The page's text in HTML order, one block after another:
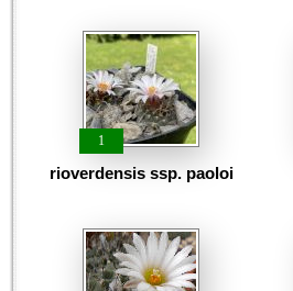
1
rioverdensis ssp. paoloi